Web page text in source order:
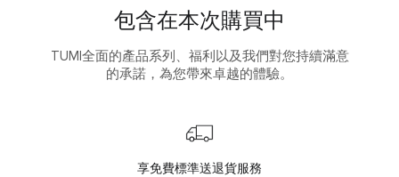
包含在本次購買中
TUMI全面的產品系列、福利以及我們對您持續滿意
的承諾，為您帶來卓越的體驗。
享免費標準送退貨服務